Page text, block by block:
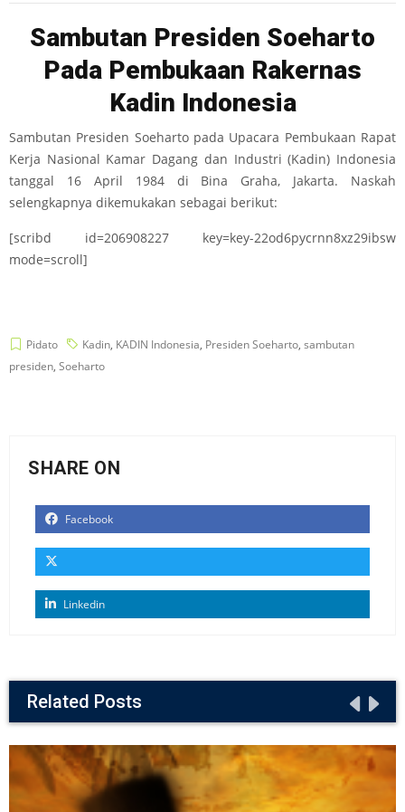
Sambutan Presiden Soeharto
Pada Pembukaan Rakernas
Kadin Indonesia
Sambutan Presiden Soeharto pada Upacara Pembukaan Rapat
Kerja Nasional Kamar Dagang dan Industri (Kadin) Indonesia
tanggal 16 April 1984 di Bina Graha, Jakarta. Naskah
selengkapnya dikemukakan sebagai berikut:
[scribd id=206908227 key=key-22od6pycrnn8xz29ibsw
mode=scroll]
Pidato Kadin, KADIN Indonesia, Presiden Soeharto, sambutan
presiden, Soeharto
SHARE ON
Facebook
Linkedin
Related Posts